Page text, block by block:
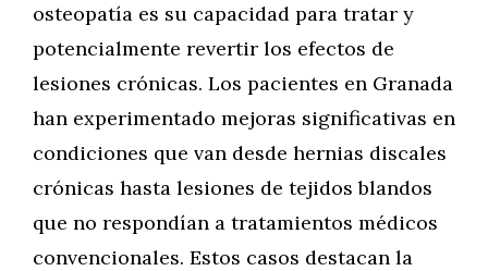
osteopatía es su capacidad para tratar y
potencialmente revertir los efectos de
lesiones crónicas. Los pacientes en Granada
han experimentado mejoras significativas en
condiciones que van desde hernias discales
crónicas hasta lesiones de tejidos blandos
que no respondían a tratamientos médicos
convencionales. Estos casos destacan la